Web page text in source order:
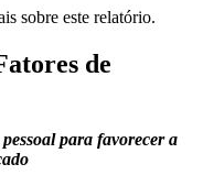
sobre este relatório.
de
para favorecer a